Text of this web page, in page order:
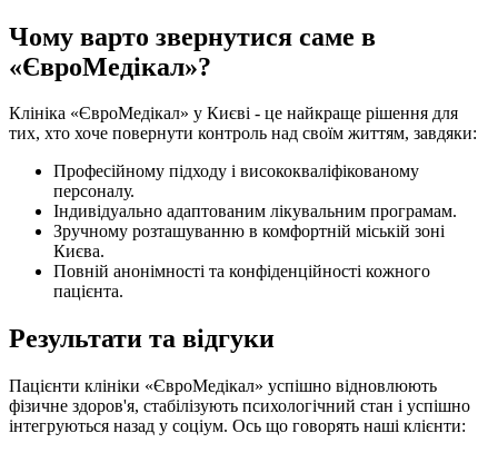
Чому варто звернутися саме в
«ЄвроМедікал»?
Клініка «ЄвроМедікал» у Києві - це найкраще рішення для
тих, хто хоче повернути контроль над своїм життям, завдяки:
Професійному підходу і висококваліфікованому
персоналу.
Індивідуально адаптованим лікувальним програмам.
Зручному розташуванню в комфортній міській зоні
Києва.
Повній анонімності та конфіденційності кожного
пацієнта.
Результати та відгуки
Пацієнти клініки «ЄвроМедікал» успішно відновлюють
фізичне здоров'я, стабілізують психологічний стан і успішно
інтегруються назад у соціум. Ось що говорять наші клієнти: